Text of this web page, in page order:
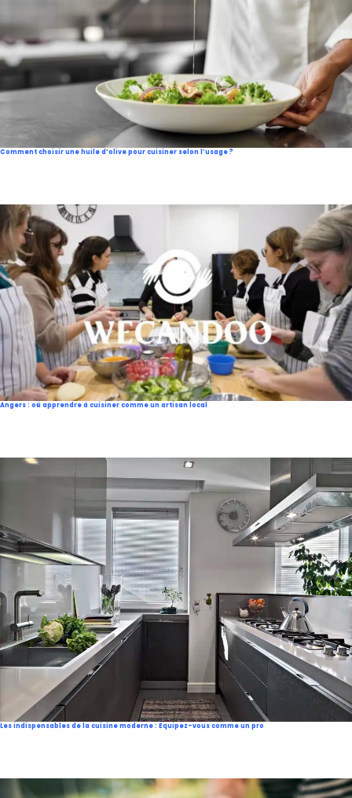
Comment choisir une huile d’olive pour cuisiner selon l’usage ?
Angers : où apprendre à cuisiner comme un artisan local
Les indispensables de la cuisine moderne : Equipez-vous comme un pro